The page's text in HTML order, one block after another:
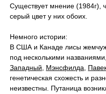
Существует мнение (1984г),
серый цвет у них обоих.
Немного истории:
В США и Канаде лисы
под несколькими
Западный
Мэнсфилда
генетическая схожесть и
неизвестны. Путаница